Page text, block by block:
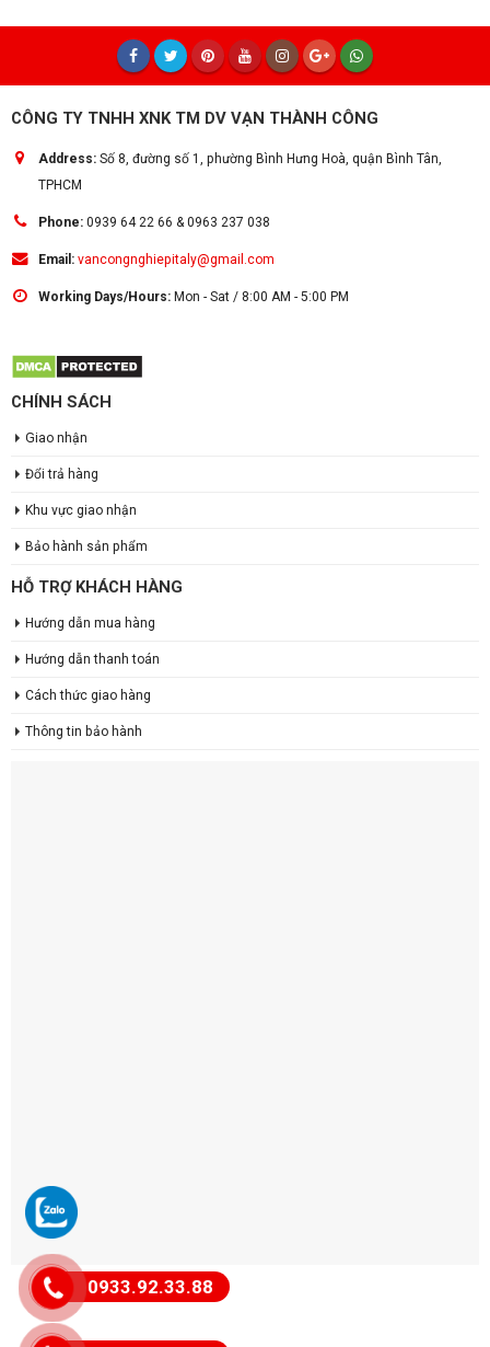
CÔNG TY TNHH XNK TM DV VẠN THÀNH CÔNG
Address: Số 8, đường số 1, phường Bình Hưng Hoà, quận Bình Tân,
TPHCM
Phone: 0939 64 22 66 & 0963 237 038
Email: vancongnghiepitaly@gmail.com
Working Days/Hours: Mon - Sat / 8:00 AM - 5:00 PM
CHÍNH SÁCH
Giao nhận
Đổi trả hàng
Khu vực giao nhận
Bảo hành sản phẩm
HỖ TRỢ KHÁCH HÀNG
Hướng dẫn mua hàng
Hướng dẫn thanh toán
Cách thức giao hàng
Thông tin bảo hành
0933.92.33.88